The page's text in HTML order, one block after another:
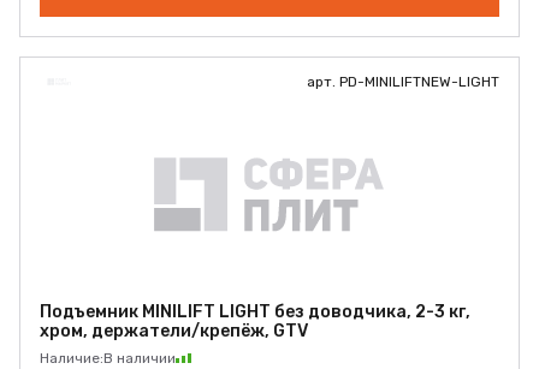
арт. PD-MINILIFTNEW-LIGHT
Подъемник MINILIFT LIGHT без доводчика, 2-3 кг,
хром, держатели/крепёж, GTV
Наличие:В наличии